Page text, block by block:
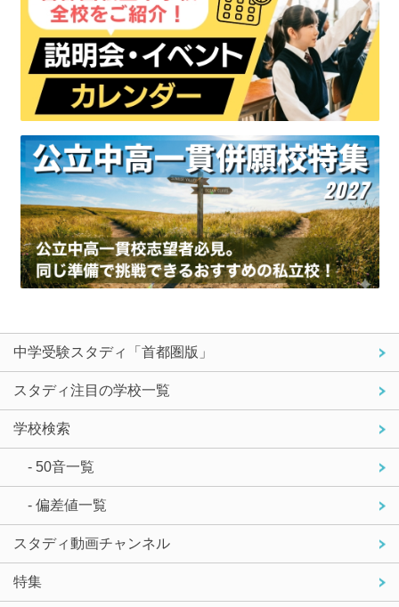
中学受験スタディ「首都圏版」
スタディ注目の学校一覧
学校検索
- 50音一覧
- 偏差値一覧
スタディ動画チャンネル
特集